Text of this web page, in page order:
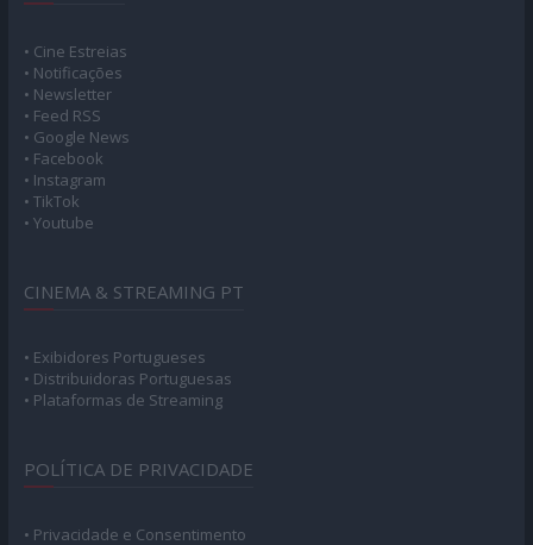
• Cine Estreias
• Notificações
• Newsletter
• Feed RSS
• Google News
• Facebook
• Instagram
• TikTok
• Youtube
CINEMA & STREAMING PT
• Exibidores Portugueses
• Distribuidoras Portuguesas
• Plataformas de Streaming
POLÍTICA DE PRIVACIDADE
• Privacidade e Consentimento